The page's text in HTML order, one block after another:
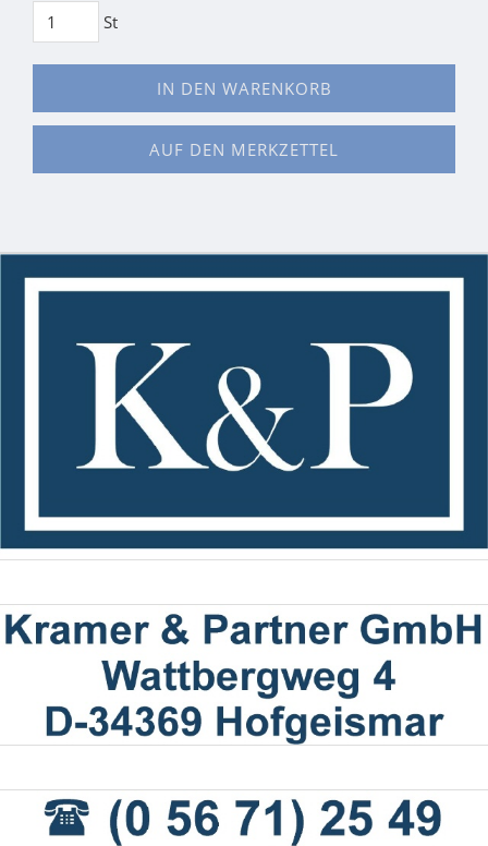
St
IN DEN WARENKORB
AUF DEN MERKZETTEL